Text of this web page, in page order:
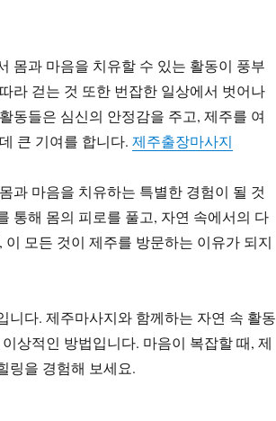
몸과 마음을 치유할 수 있는 활동이 풍부
라 걷는 것 또한 번잡한 일상에서 벗어나
동들은 심신의 안정감을 주고, 제주를 여
큰 기여를 합니다. 제주출장마사지
과 마음을 치유하는 특별한 경험이 될 것
통해 몸의 피로를 풀고, 자연 속에서의 다
모든 것이 제주를 방문하는 이유가 되지
다. 제주마사지와 함께하는 자연 속 활동
상적인 방법입니다. 마음이 복잡할 때, 제
링을 경험해 보세요.